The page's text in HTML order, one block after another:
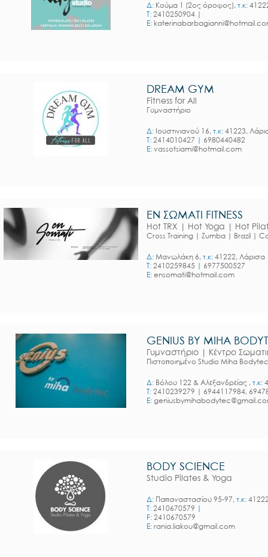
Δ: Κούμα 1 (2ος όροφος), τ.κ:
T: 2410250904 |
E:
DREAM GYM
Fitness for All
Γυμναστήριο
Δ: Ιουστινιανού 16, τ.κ: 41223,
T: 2414010427 | 6980440482
E: vassotsiami@hotmail.com
ΕΝ ΣΩΜΑΤΙ FITNESS
Hot TRX | Hot Yoga | Hot
Cross Training | Zumba | Brazil |
Δ: Μανωλάκη 6, τ.κ: 41222, Λάρισα
T: 2410259845 | 6977500527
E: ensomati@hotmail.com
GENIUS BY MIHA
Γυμναστήριο | Κέντρο
Πιστοποιημένο Studio Miha Bodytec
Δ: Βόλου 122 & Αλεξανδρείας , τ.κ:
T: 2410239279 | 6944117984,
E:
BODY SCIENCE
Studio Pilates & Yoga
Δ: Παπαναστασίου 95-97, τ.κ:
T: 2410670579 |
F: 2410670579
E: rania.liakou@gmail.com